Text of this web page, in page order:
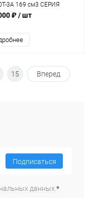
3A 169 см3 СЕРИЯ
BLUE/MATT BLACK с
₽/ шт
15 Вперед
Подписаться
данных.*